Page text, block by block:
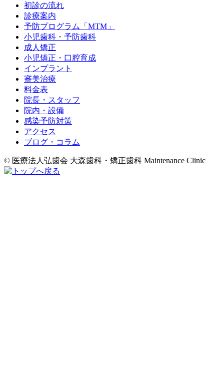
初診の流れ
診療案内
予防プログラム「MTM」
小児歯科・予防歯科
成人矯正
小児矯正・口腔育成
インプラント
審美治療
料金表
院長・スタッフ
院内・設備
感染予防対策
アクセス
ブログ・コラム
© 医療法人弘歯会 大森歯科・矯正歯科 Maintenance Clinic